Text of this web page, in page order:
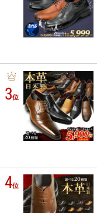
3位
4位